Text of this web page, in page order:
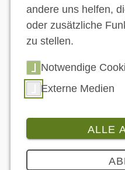
News-
… 18 19
26 27 28
43
46
52
53 54
andere uns helfen,
oder zusätzliche
zu stellen.
Notwendige
Externe Medien
ALLE